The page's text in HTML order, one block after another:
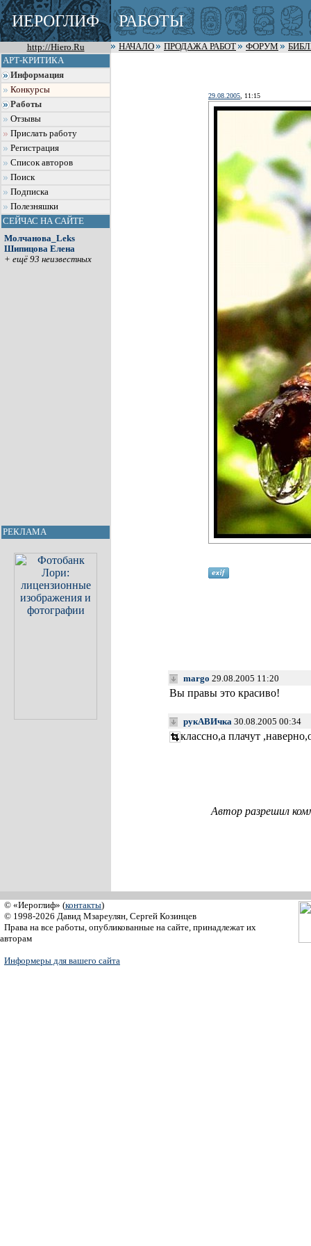
ИЕРОГЛИФ РАБОТЫ
http://Hiero.Ru НАЧАЛО ПРОДАЖА РАБОТ ФОРУМ
АРТ-КРИТИКА
Информация
Конкурсы
Работы
Отзывы
Прислать работу
Регистрация
Список авторов
Поиск
Подписка
Полезняшки
СЕЙЧАС НА САЙТЕ
Молчанова_Leks
Шипицова Елена
+ ещё 93 неизвестных
РЕКЛАМА
29.08.2005 , 11:15
margo 29.08.2005 11:20
Вы правы это красиво!
рукАВИчка 30.08.2005 00:34
классно,а плачут
Автор разрешил
© «Иероглиф» (контакты)
© 1998-2026 Давид Мзареулян, Сергей Козинцев
Права на все работы, опубликованные на сайте, принадлежат их
авторам
Информеры для вашего сайта